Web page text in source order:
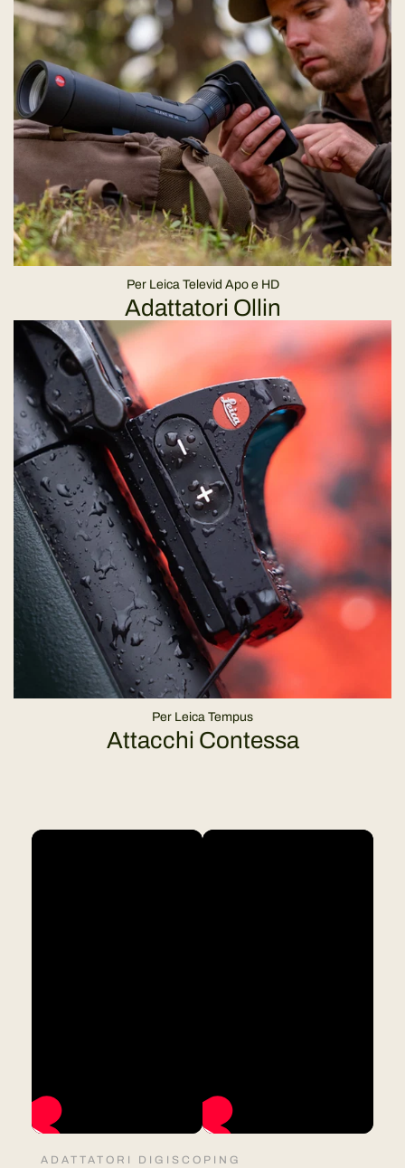
Per Leica Televid Apo e HD
Adattatori Ollin
Per Leica Tempus
Attacchi Contessa
ADATTATORI DIGISCOPING